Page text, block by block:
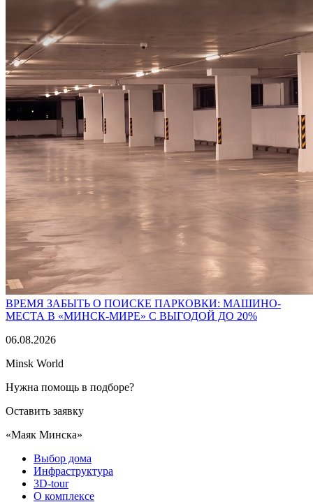
ВРЕМЯ ЗАБЫТЬ О ПОИСКЕ ПАРКОВКИ: МАШИНО-
МЕСТА В «МИНСК-МИРЕ» С ВЫГОДОЙ ДО 20%
06.08.2026
Minsk World
Нужна помощь в подборе?
Оставить заявку
«Маяк Минска»
Выбор дома
Инфраструктура
3D-tour
О комплексе